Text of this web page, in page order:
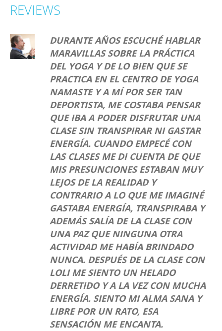
DE Mª TERESA UBACH
QUIEN LE SUGIERE
HAHOUTOFF EN 1.979
REVIEWS
DURANTE AÑOS ESCUCHÉ HABLAR
MARAVILLAS SOBRE LA PRÁCTICA
DEL YOGA Y DE LO BIEN QUE SE
PRACTICA EN EL CENTRO DE YOGA
NAMASTE Y A MÍ POR SER TAN
DEPORTISTA, ME COSTABA PENSAR
QUE IBA A PODER DISFRUTAR UNA
CLASE SIN TRANSPIRAR NI GASTAR
ENERGÍA. CUANDO EMPECÉ CON
LAS CLASES ME DI CUENTA DE QUE
MIS PRESUNCIONES ESTABAN MUY
LEJOS DE LA REALIDAD Y
CONTRARIO A LO QUE ME IMAGINÉ
GASTABA ENERGÍA, TRANSPIRABA Y
ADEMÁS SALÍA DE LA CLASE CON
UNA PAZ QUE NINGUNA OTRA
ACTIVIDAD ME HABÍA BRINDADO
NUNCA. DESPUÉS DE LA CLASE CON
LOLI ME SIENTO UN HELADO
DERRETIDO Y A LA VEZ CON MUCHA
ENERGÍA. SIENTO MI ALMA SANA Y
LIBRE POR UN RATO, ESA
SENSACIÓN ME ENCANTA.